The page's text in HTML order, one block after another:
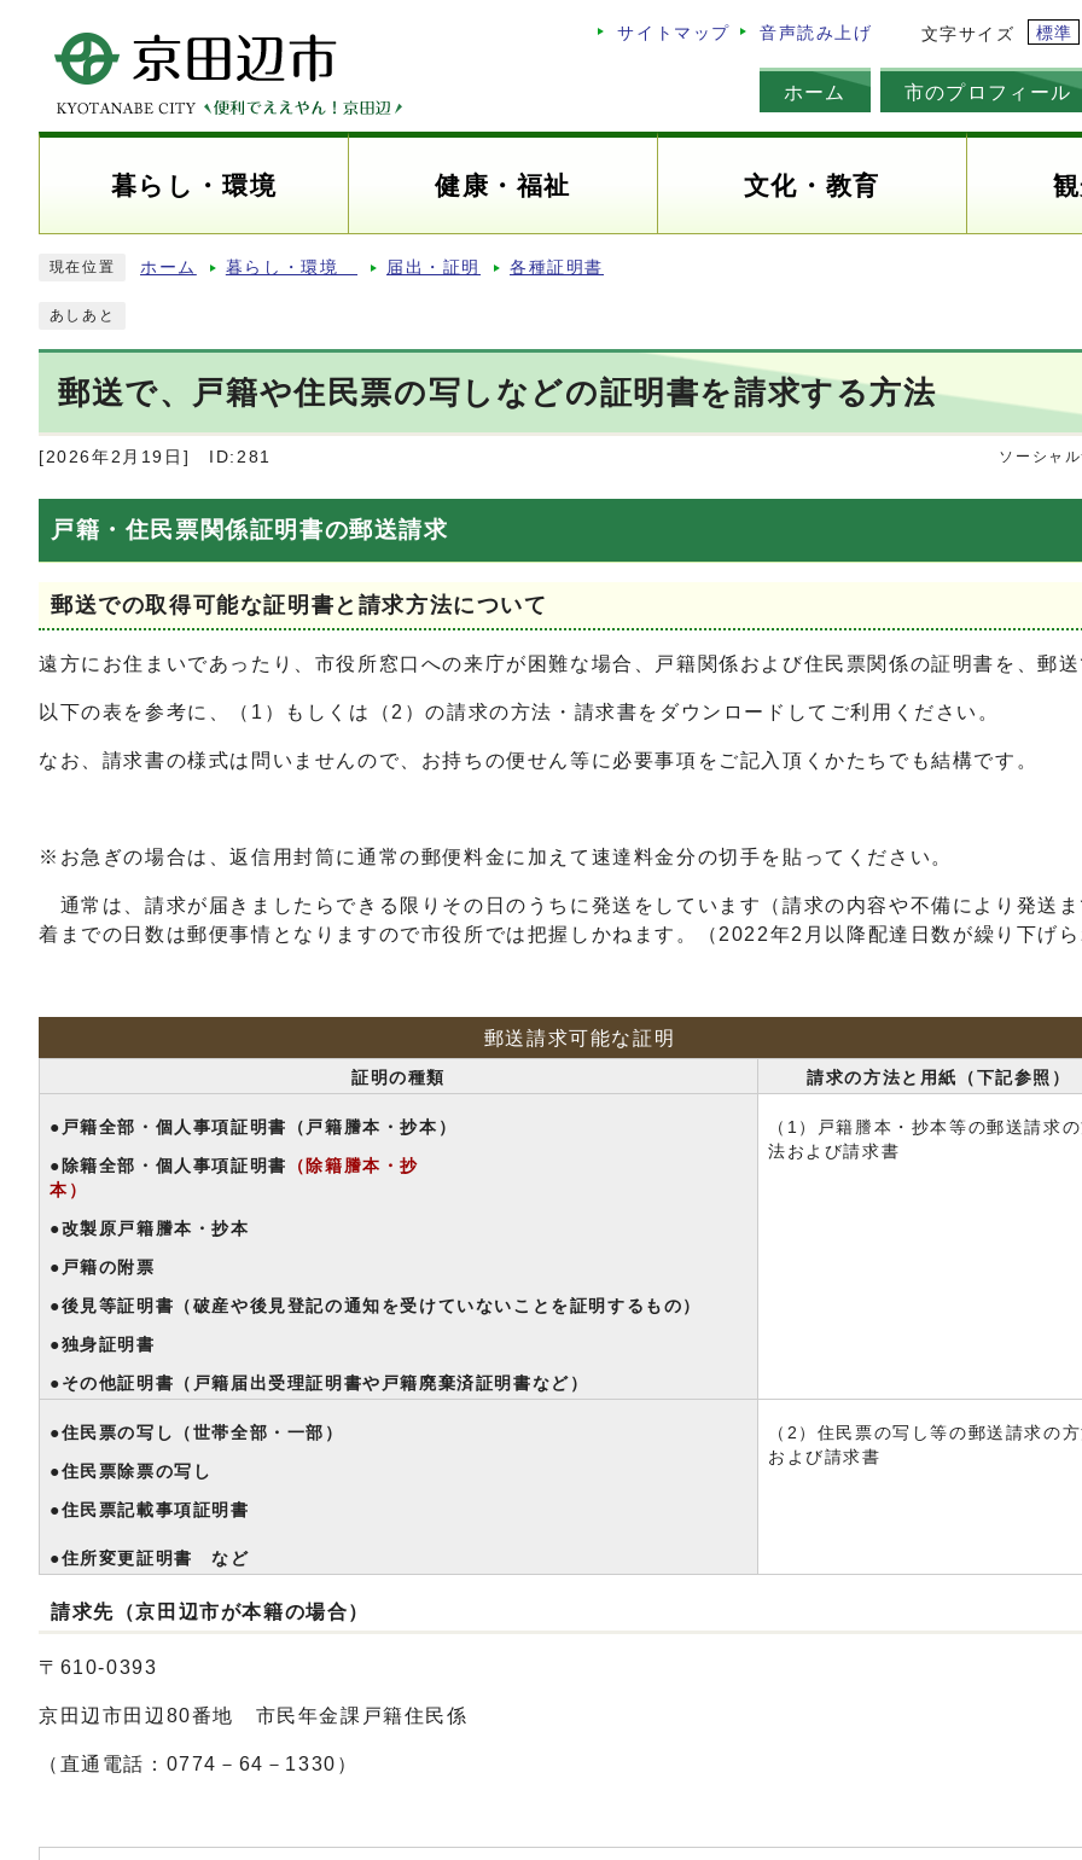
サイトマップ 音声読み上げ 文字サイズ 標準
ホーム 市のプロフィール
暮らし・環境 健康・福祉 文化・教育
現在位置 ホーム 暮らし・環境 届出・証明 各種証明書
あしあと
郵送で、戸籍や住民票の写しなどの証明書を請求する方法
[2026年2月19日] ID:281 ソーシャ
戸籍・住民票関係証明書の郵送請求
郵送での取得可能な証明書と請求方法について
遠方にお住まいであったり、市役所窓口への来庁が困難な場合、戸籍関係および住民票関係の証明書を、郵
以下の表を参考に、（1）もしくは（2）の請求の方法・請求書をダウンロードしてご利用ください。
なお、請求書の様式は問いませんので、お持ちの便せん等に必要事項をご記入頂くかたちでも結構です。
※お急ぎの場合は、返信用封筒に通常の郵便料金に加えて速達料金分の切手を貼ってください。
通常は、請求が届きましたらできる限りその日のうちに発送をしています（請求の内容や不備により発送
着までの日数は郵便事情となりますので市役所では把握しかねます。（2022年2月以降配達日数が繰り下げ
郵送請求可能な証明
証明の種類 請求の方法と用紙（下記参照）
●戸籍全部・個人事項証明書（戸籍謄本・抄本）
●除籍全部・個人事項証明書
（除籍謄本・抄
本）
●改製原戸籍謄本・抄本
●戸籍の附票
●後見等証明書（破産や後見登記の通知を受けていないことを証明するもの）
●独身証明書
●その他証明書（戸籍届出受理証明書や戸籍廃棄済証明書など）
（1）戸籍謄本・抄本等の郵送請求
法および請求書
●住民票の写し（世帯全部・一部）
●住民票除票の写し
●住民票記載事項証明書
●住所変更証明書 など
（2）住民票の写し等の郵送請求の
および請求書
請求先（京田辺市が本籍の場合）
〒610-0393
京田辺市田辺80番地 市民年金課戸籍住民係
（直通電話：0774－64－1330）